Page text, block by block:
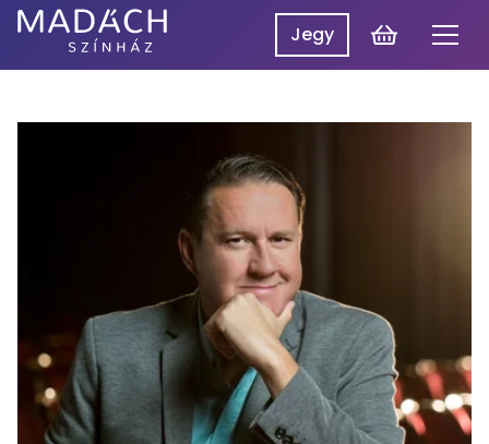
Madách
Műsor
Hírek
Előadások
Rólunk
Jegy
Kosár
Belépés
EN